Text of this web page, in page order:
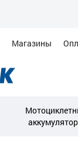
Магазины